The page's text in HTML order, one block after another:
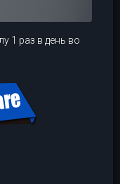
1 раз в день во